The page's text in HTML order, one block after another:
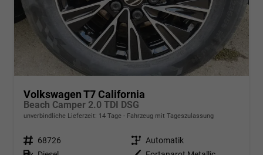
Volkswagen T7 California
Beach Camper 2.0 TDI DSG
unverbindliche Lieferzeit: 14 Tage Fahrzeug mit Tageszulassung
Fahrzeugnr. 68726 Getriebe Automatik